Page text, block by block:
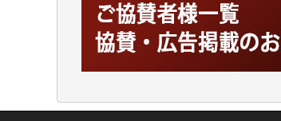
今日、僅かですがカンパしました
機を乗り切るには到底及ばない額
の妻を抱えている私にとっては精
パです。
や解説記事、そして各界の方々と